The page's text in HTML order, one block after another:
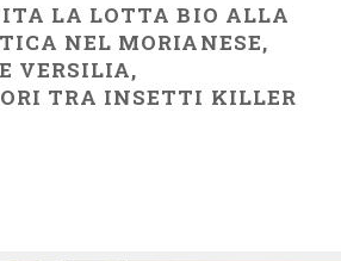
LA LOTTA BIO ALLA
NEL MORIANESE,
VERSILIA,
TRA INSETTI KILLER